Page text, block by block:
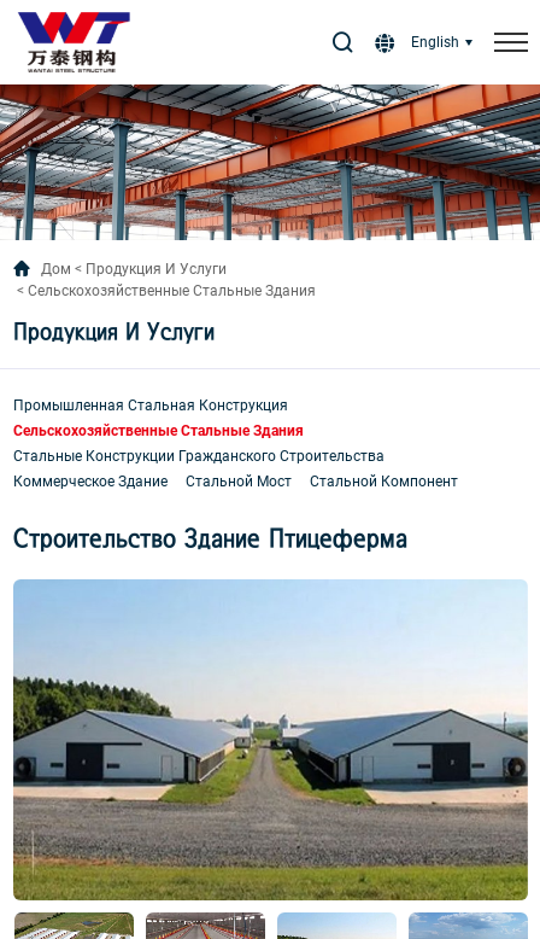
English
Select Language
Дом
Продукция И Услуги
Сельскохозяйственные Стальные Здания
Продукция И Услуги
Промышленная Стальная Конструкция
Сельскохозяйственные Стальные Здания
Стальные Конструкции Гражданского Строительства
Коммерческое Здание
Стальной Мост Стальной Компонент
Строительство Здание Птицеферма